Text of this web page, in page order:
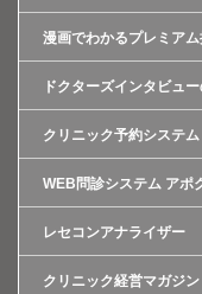
漫画でわかるプレミア
ドクターズインタビュ
クリニック予約システ
WEB問診システム アポ
レセコンアナライザー
クリニック経営マガジン